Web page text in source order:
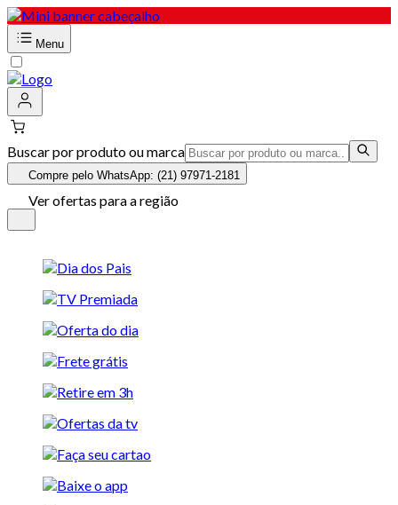
Menu
Buscar por produto ou marca
Compre pelo WhatsApp: (21) 97971-2181
Ver ofertas para a região